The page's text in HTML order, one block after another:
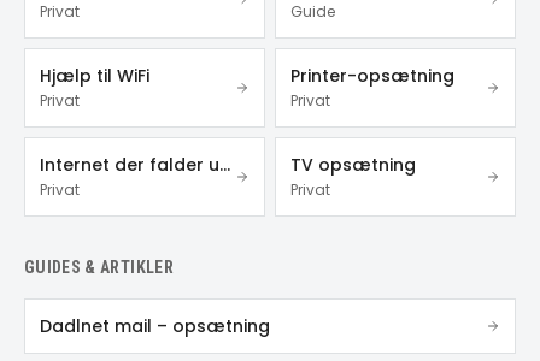
Privat Guide
Hjælp til WiFi
Privat
Printer-opsætning
Privat
Internet der falder ud
Privat
TV opsætning
Privat
GUIDES & ARTIKLER
Dadlnet mail – opsætning